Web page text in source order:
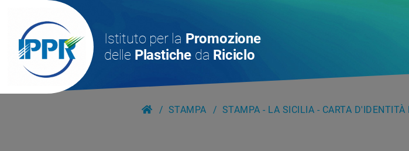
Istituto per la Promozione
delle Plastiche da Riciclo
STAMPA STAMPA - LA SICILIA - CARTA D'IDENTITÀ